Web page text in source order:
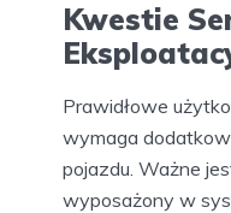
Kwestie
Prawidłowe
wymaga
pojazdu. Ważne
wyposażony w